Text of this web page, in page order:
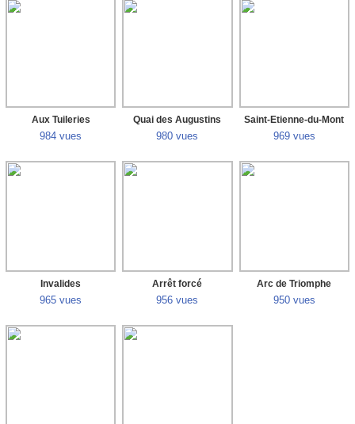
Aux Tuileries
984 vues
Quai des Augustins
980 vues
Saint-Etienne-du-Mont
969 vues
Invalides
965 vues
Arrêt forcé
956 vues
Arc de Triomphe
950 vues